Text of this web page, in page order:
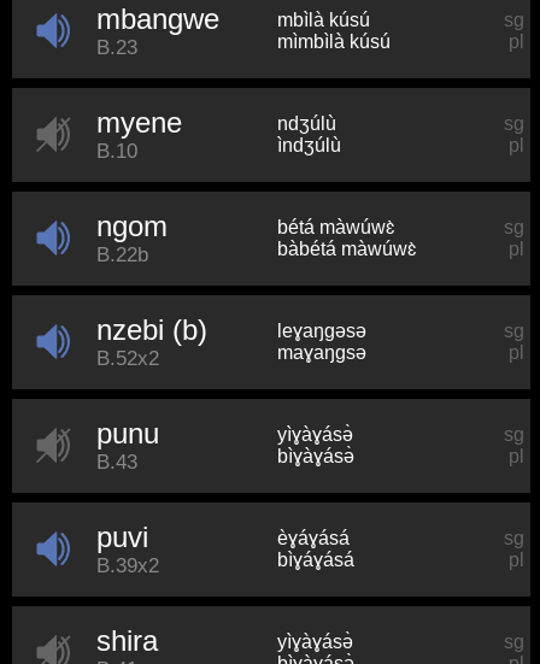
mbangwe
B.23
mbìlà kúsú
sg
mìmbìlà kúsú
pl
myene
B.10
ndʒúlù
sg
ìndʒúlù
pl
ngom
B.22b
bétá màwúwɛ̀
sg
bàbétá màwúwɛ̀
pl
nzebi (b)
B.52x2
leɣaŋɡəsə
sg
maɣaŋɡsə
pl
punu
B.43
yìɣàɣásə̀
sg
bìɣàɣásə̀
pl
puvi
B.39x2
èɣáɣásá
sg
bìɣáɣásá
pl
shira yìɣàɣásə̀
sg